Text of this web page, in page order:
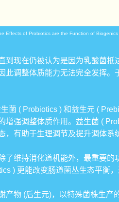
Effects of Probiotics are the Function of Biogenics
到现在仍被认为是因为乳酸菌
此调整体质能力无法完全发挥
菌 ( Probiotics ) 和益生元 (
增强调整体质作用。益生菌 (
有助于生理调节及提升调体系
了维持消化道机能外，最重要
) 更能改变肠道菌丛生态平衡
产物 (后生元)，以特殊菌株生